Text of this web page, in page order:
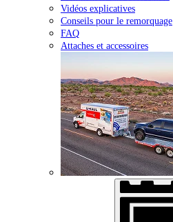
Vidéos explicatives
Conseils pour le remorquage
FAQ
Attaches et accessoires